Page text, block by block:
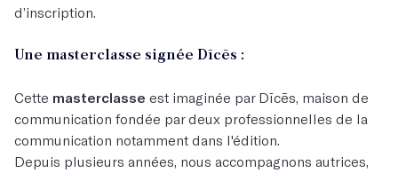
d’inscription.
Une masterclasse signée Dīcēs :
Cette masterclasse est imaginée par Dīcēs, maison de
communication fondée par deux professionnelles de la
communication notamment dans l'édition.
Depuis plusieurs années, nous accompagnons autrices,